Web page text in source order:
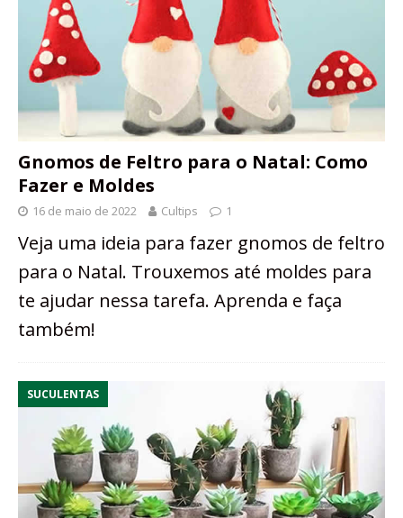
Gnomos de Feltro para o Natal: Como
Fazer e Moldes
16 de maio de 2022 Cultips 1
Veja uma ideia para fazer gnomos de feltro
para o Natal. Trouxemos até moldes para
te ajudar nessa tarefa. Aprenda e faça
também!
SUCULENTAS